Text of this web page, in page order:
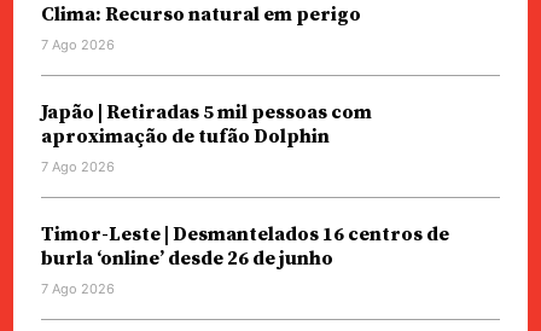
Clima: Recurso natural em perigo
7 Ago 2026
Japão | Retiradas 5 mil pessoas com
aproximação de tufão Dolphin
7 Ago 2026
Timor-Leste | Desmantelados 16 centros de
burla ‘online’ desde 26 de junho
7 Ago 2026